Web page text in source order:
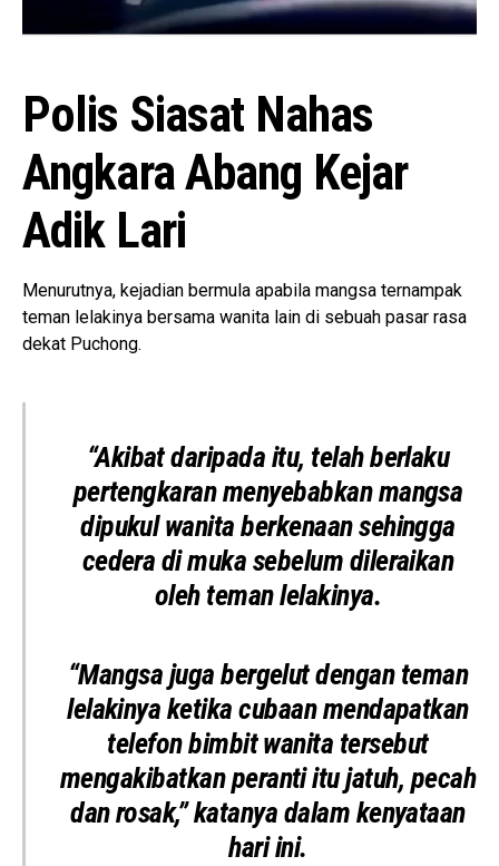
Polis Siasat Nahas
Angkara Abang Kejar
Adik Lari
Menurutnya, kejadian bermula apabila mangsa ternampak
teman lelakinya bersama wanita lain di sebuah pasar rasa
dekat Puchong.
“Akibat daripada itu, telah berlaku
pertengkaran menyebabkan mangsa
dipukul wanita berkenaan sehingga
cedera di muka sebelum dileraikan
oleh teman lelakinya.
“Mangsa juga bergelut dengan teman
lelakinya ketika cubaan mendapatkan
telefon bimbit wanita tersebut
mengakibatkan peranti itu jatuh, pecah
dan rosak,” katanya dalam kenyataan
hari ini.